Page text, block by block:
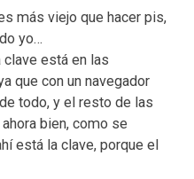
más viejo que hacer pis,
yo…
clave está en las
que con un navegador
todo, y el resto de las
bien, como se
está la clave, porque el